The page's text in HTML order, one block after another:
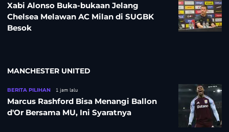
Xabi Alonso Buka-bukaan Jelang
Chelsea Melawan AC Milan di SUGBK
Besok
MANCHESTER UNITED
BERITA PILIHAN 1 jam lalu
Marcus Rashford Bisa Menangi Ballon
d'Or Bersama MU, Ini Syaratnya